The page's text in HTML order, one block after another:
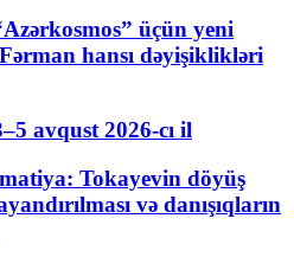
üçün yeni
hansı dəyişiklikləri
avqust 2026-cı il
Tokayevin döyüş
və danışıqların